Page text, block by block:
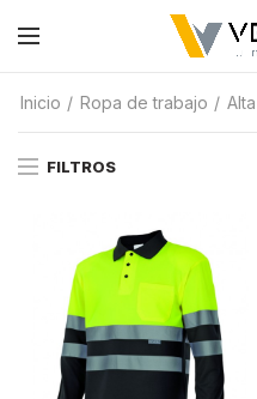
Inicio Ropa de trabajo
FILTROS